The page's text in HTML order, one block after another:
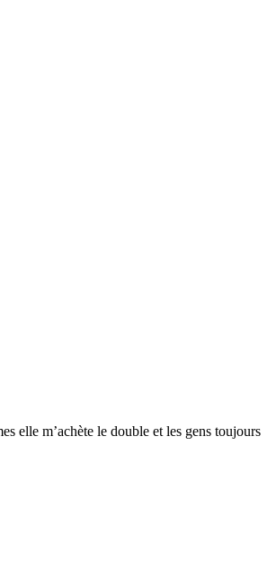
elle m’achète le double et les gens toujours